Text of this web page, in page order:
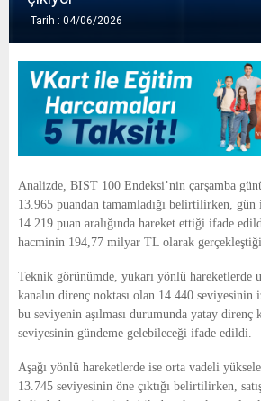
E
N
U
Tarih : 04/06/2026
Analizde, BIST 100 Endeksi’nin çarşamba
13.965 puandan tamamladığı belirtilirken,
14.219 puan aralığında hareket ettiği ifade
hacminin 194,77 milyar TL olarak
Teknik görünümde, yukarı yönlü hareketlerde
kanalın direnç noktası olan 14.440
bu seviyenin aşılması durumunda yatay
seviyesinin gündeme gelebileceği ifade edildi.
Aşağı yönlü hareketlerde ise orta vadeli
13.745 seviyesinin öne çıktığı belirtilirken,